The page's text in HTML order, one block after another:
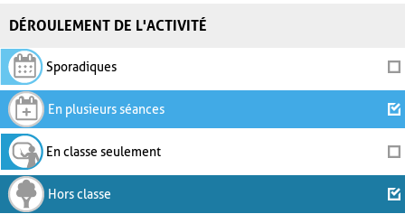
DÉROULEMENT DE L'ACTIVITÉ
Sporadiques
En plusieurs séances
En classe seulement
Hors classe